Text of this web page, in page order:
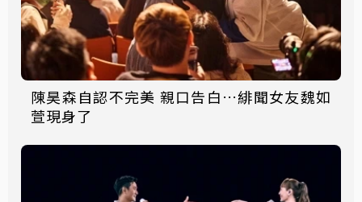
陳昊森自認不完美 親口告白…緋聞女友魏如
萱現身了